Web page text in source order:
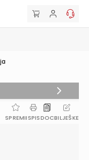
SPREMIISPISDOCBILJEŠKE